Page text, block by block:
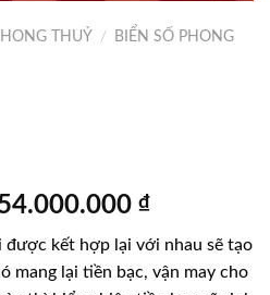
THUỶ /
BIỂN SỐ PHONG
₫.
₫Giá
tại
là:
được kết hợp lại với nhau sẽ tạo
mang lại tiền bạc, vận may cho